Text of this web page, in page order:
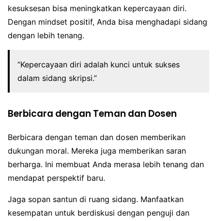
kesuksesan bisa meningkatkan kepercayaan diri.
Dengan mindset positif, Anda bisa menghadapi sidang
dengan lebih tenang.
“Kepercayaan diri adalah kunci untuk sukses
dalam sidang skripsi.”
Berbicara dengan Teman dan Dosen
Berbicara dengan teman dan dosen memberikan
dukungan moral. Mereka juga memberikan saran
berharga. Ini membuat Anda merasa lebih tenang dan
mendapat perspektif baru.
Jaga sopan santun di ruang sidang. Manfaatkan
kesempatan untuk berdiskusi dengan penguji dan